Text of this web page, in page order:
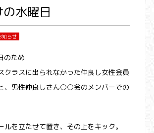
水曜日
知らせ
のため
クラスに出られなかった仲良し女性会員
、男性仲良しさん○○会のメンバーでの
ルを立たせて置き、その上をキック。